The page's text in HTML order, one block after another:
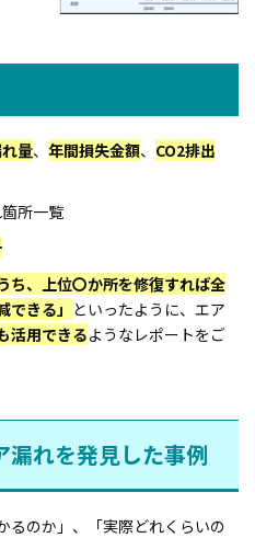
量、 年間損失金額、 CO2排出
所一覧
ち、上位〇か所を修復すれば全
きる」 といったように、エア
活用できるようなレポートをご
漏れを発見した事例
るのか」、「実際どれくらいの